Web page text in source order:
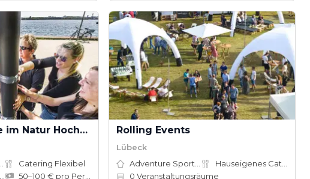
FördeAkademie im Natur Hochseilgarten Altenhof
Catering Flexibel
Rolling Events
Lübeck
0 Veranstaltungsräume